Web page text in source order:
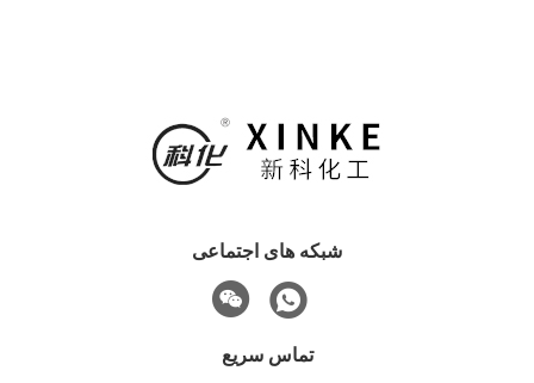
شبکه های اجتماعی
تماس سریع